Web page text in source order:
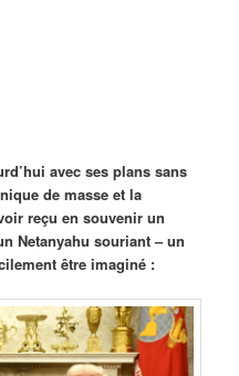
avec ses plans sans
de masse et la
reçu en souvenir un
Netanyahu souriant – un
être imaginé :